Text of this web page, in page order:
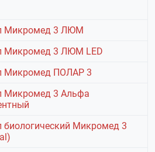
Микромед 3 ЛЮМ
Микромед 3 ЛЮМ LED
Микромед ПОЛАР 3
Микромед 3 Альфа
биологический Микромед 3